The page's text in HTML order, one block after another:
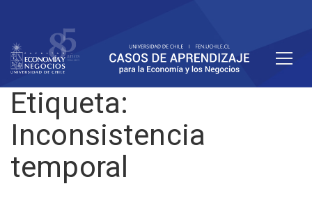
Etiqueta:
Inconsistencia
temporal